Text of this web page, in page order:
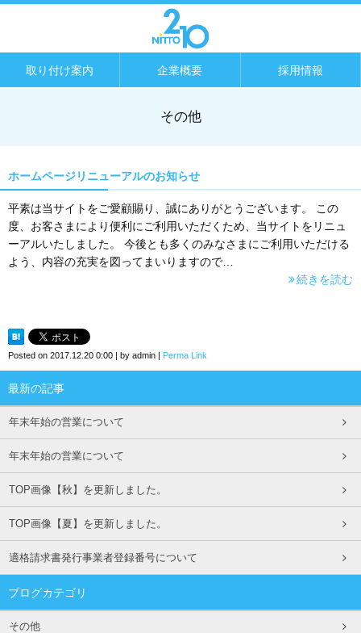
取り付け案内 企業概要 採用情報
その他
ホームページリニューアルのお知らせ
平素は当サイトをご愛顧賜り、誠にありがとうございます。 この
度、お客さまにより便利にご利用いただくため、当サイトをリニュ
ーアルいたしました。 今後とも多くのみなさまにご利用いただける
よう、内容の充実を図ってまいりますので…
続きを読む
Posted on 2017.12.20 0:00 | by admin | Perma Link
最新の記事
年末年始の営業について
年末年始の営業について
TOP画像【秋】を更新しました。
TOP画像【夏】を更新しました。
適格請求書発行事業者登録番号について
ブログカテゴリ
その他